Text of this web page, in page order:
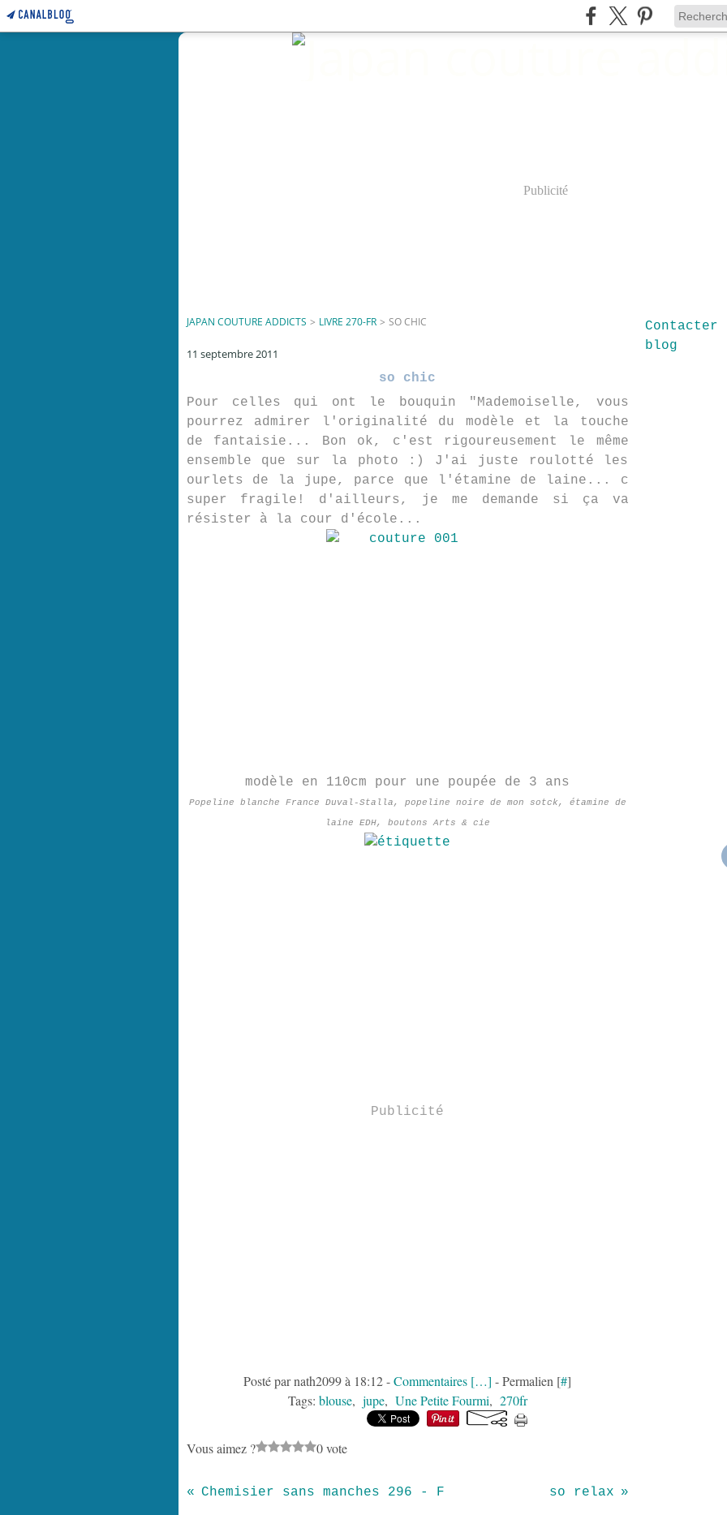
Publicité
JAPAN COUTURE ADDICTS > LIVRE 270-FR > SO CHIC
11 septembre 2011
so chic
Pour celles qui ont le bouquin "Mademoiselle, vous
pourrez admirer l'originalité du modèle et la touche
de fantaisie... Bon ok, c'est rigoureusement le même
ensemble que sur la photo :) J'ai juste roulotté les
ourlets de la jupe, parce que l'étamine de laine... c
super fragile! d'ailleurs, je me demande si ça va
résister à la cour d'école...
modèle en 110cm pour une poupée de 3 ans
Popeline blanche France Duval-Stalla, popeline noire de mon sotck, étamine de
laine EDH, boutons Arts & cie
Publicité
Posté par nath2099 à 18:12 -Commentaires […] - Permalien [#]
Tags: blouse, jupe, Une Petite Fourmi, 270fr
Vous aimez ? 0 vote
Chemisier sans manches 296 - F so relax
blog